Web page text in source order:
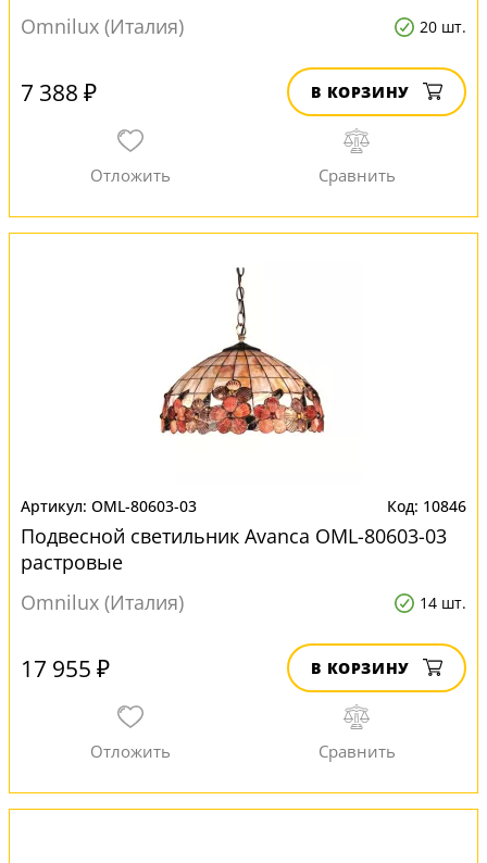
Omnilux (Италия) 20 шт.
7 388 ₽ В КОРЗИНУ
OML-80603-03 10846
Подвесной светильник Avanca OML-80603-03
растровые
Omnilux (Италия)
14 шт.
17 955 ₽ В КОРЗИНУ